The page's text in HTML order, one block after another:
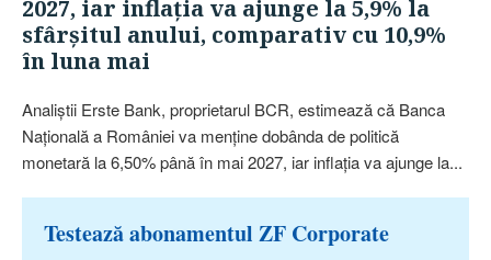
2027, iar inflaţia va ajunge la 5,9% la
sfârşitul anului, comparativ cu 10,9%
în luna mai
Analiştii Erste Bank, proprietarul BCR, estimează că Banca
Naţională a României va menţine dobânda de politică
monetară la 6,50% până în mai 2027, iar inflaţia va ajunge la...
Testează abonamentul ZF Corporate